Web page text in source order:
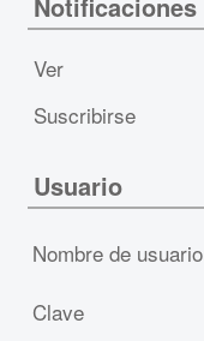
Ver
Suscribirse
Usuario
Nombre de usuario
Clave